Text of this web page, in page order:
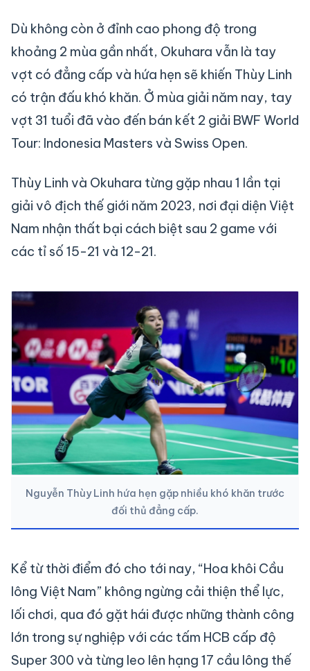
Dù không còn ở đỉnh cao phong độ trong
khoảng 2 mùa gần nhất, Okuhara vẫn là tay
vợt có đẳng cấp và hứa hẹn sẽ khiến Thùy Linh
có trận đấu khó khăn. Ở mùa giải năm nay, tay
vợt 31 tuổi đã vào đến bán kết 2 giải BWF World
Tour: Indonesia Masters và Swiss Open.
Thùy Linh và Okuhara từng gặp nhau 1 lần tại
giải vô địch thế giới năm 2023, nơi đại diện Việt
Nam nhận thất bại cách biệt sau 2 game với
các tỉ số 15-21 và 12-21.
Nguyễn Thùy Linh hứa hẹn gặp nhiều khó khăn trước
đối thủ đẳng cấp.
Kể từ thời điểm đó cho tới nay, “Hoa khôi Cầu
lông Việt Nam” không ngừng cải thiện thể lực,
lối chơi, qua đó gặt hái được những thành công
lớn trong sự nghiệp với các tấm HCB cấp độ
Super 300 và từng leo lên hạng 17 cầu lông thế